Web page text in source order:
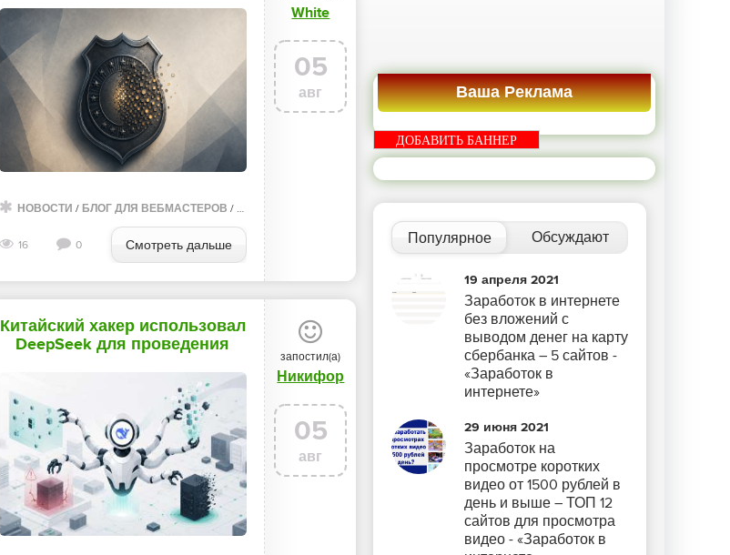
НОВОСТИ / БЛОГ ДЛЯ ВЕБМАСТЕРОВ / ПРЕИМУЩЕСТВА СТИЛЕЙ ВИДЕО УРОКИ
16 0 Смотреть дальше
White
05
авг
Китайский хакер использовал
DeepSeek для проведения
запостил(а)
Никифор
05
авг
Ваша Реклама
ДОБАВИТЬ БАННЕР
Популярное Обсуждают
19 апреля 2021
Заработок в интернете
без вложений с
выводом денег на карту
сбербанка – 5 сайтов -
«Заработок в
интернете»
29 июня 2021
Заработок на
просмотре коротких
видео от 1500 рублей в
день и выше – ТОП 12
сайтов для просмотра
видео - «Заработок в